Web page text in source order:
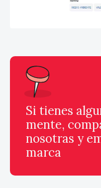
Si tienes
mente,
nosotras y
marca